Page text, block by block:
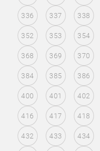
336 337 338
352 353 354
368 369 370
384 385 386
400 401 402
416 417 418
432 433 434